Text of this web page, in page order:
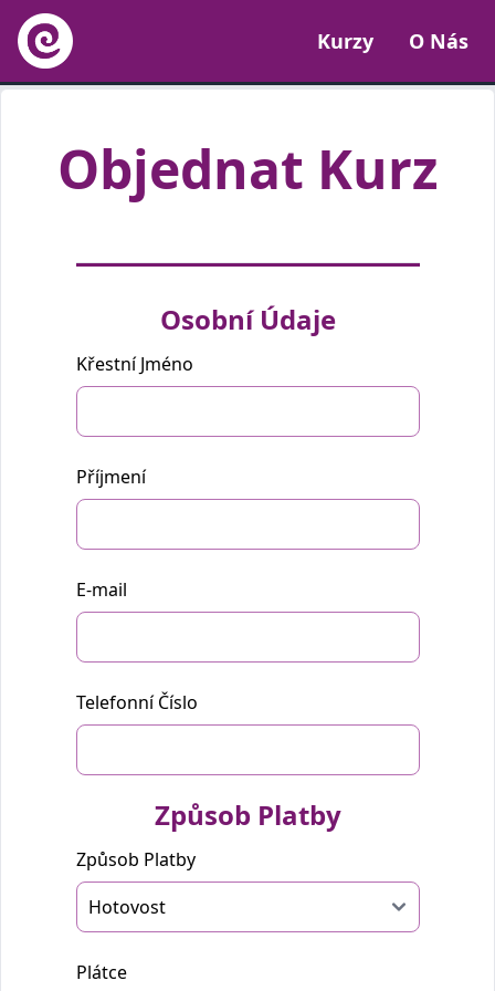
Kurzy O Nás
Objednat Kurz
člověk,
prosím
pole.
Osobní Údaje
Křestní Jméno
Příjmení
E-mail
Telefonní Číslo
Způsob Platby
Způsob Platby
Plátce